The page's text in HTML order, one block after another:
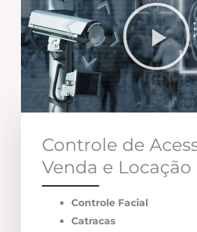
Controle de
Venda e Locação
Controle Facial
Catracas